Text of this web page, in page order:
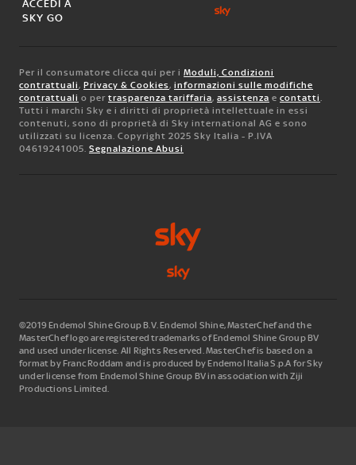
ACCEDI A
SKY GO
Per il consumatore clicca qui per i Moduli, Condizioni
contrattuali, Privacy & Cookies, informazioni sulle modifiche
contrattuali o per trasparenza tariffaria, assistenza e contatti.
Tutti i marchi Sky e i diritti di proprietà intellettuale in essi
contenuti, sono di proprietà di Sky international AG e sono
utilizzati su licenza. Copyright 2025 Sky Italia - P.IVA
04619241005. Segnalazione Abusi
©2019 Endemol Shine Group B.V. Endemol Shine, MasterChef and the
MasterChef logo are registered trademarks of Endemol Shine Group BV
and used under license. All Rights Reserved. MasterChef is based on a
format by Franc Roddam and is produced by Endemol Italia S.p.A for Sky
under license from Endemol Shine Group BV in association with Ziji
Productions Limited.